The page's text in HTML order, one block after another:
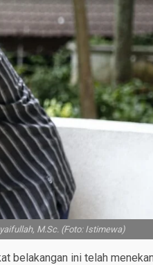
M.Sc. (Foto: Istimewa)
belakangan ini telah